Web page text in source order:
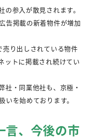
の参入が散見されます。
告掲載の新着物件が増加
売り出しされている物件
ットに掲載され続けてい
社・同業他社も、京極・
を始めております。
言、今後の市